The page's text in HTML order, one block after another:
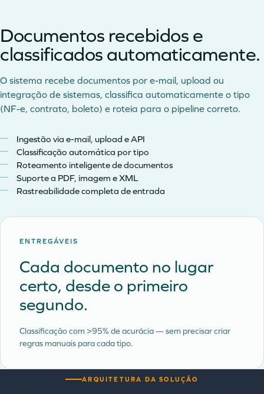
Documentos recebidos e
classificados automaticamente.
O sistema recebe documentos por e-mail, upload ou
integração de sistemas, classifica automaticamente o tipo
(NF-e, contrato, boleto) e roteia para o pipeline correto.
Ingestão via e-mail, upload e API
Classificação automática por tipo
Roteamento inteligente de documentos
Suporte a PDF, imagem e XML
Rastreabilidade completa de entrada
ENTREGÁVEIS
Cada documento no lugar
certo, desde o primeiro
segundo.
Classificação com >95% de acurácia — sem precisar criar
regras manuais para cada tipo.
ARQUITETURA DA SOLUÇÃO